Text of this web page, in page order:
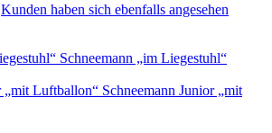
Kunden haben sich ebenfalls angesehen
Schneemann „im Liegestuhl“
Schneemann Junior „mit